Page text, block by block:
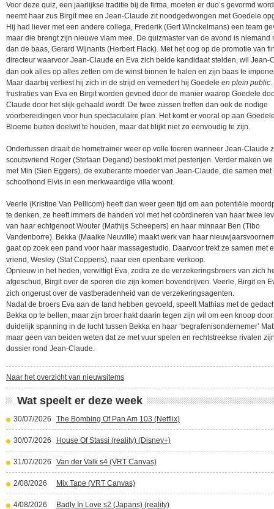
Voor deze quiz, een jaarlijkse traditie bij de firma, moeten er duo’s gevormd
neemt haar zus Birgit mee en Jean-Claude zit noodgedwongen met Goedele
Hij had liever met een andere collega, Frederik (Gert Winckelmans) een team
maar die brengt zijn nieuwe vlam mee. De quizmaster van de avond is niemand
dan de baas, Gerard Wijnants (Herbert Flack). Met het oog op de promotie van
directeur waarvoor Jean-Claude en Eva zich beide kandidaat stelden, wil Jean-
dan ook alles op alles zetten om de winst binnen te halen en zijn baas te
Maar daarbij verliest hij zich in de strijd en vernedert hij Goedele en plein public
frustraties van Eva en Birgit worden gevoed door de manier waarop Goedele
Claude door het slijk gehaald wordt. De twee zussen treffen dan ook de nodige
voorbereidingen voor hun spectaculaire plan. Het komt er vooral op aan
Bloeme buiten doelwit te houden, maar dat blijkt niet zo eenvoudig te zijn.
Ondertussen draait de hometrainer weer op volle toeren wanneer Jean-Claude
scoutsvriend Roger (Stefaan Degand) bestookt met pesterijen. Verder maken
met Min (Sien Eggers), de exuberante moeder van Jean-Claude, die samen met
schoothond Elvis in een merkwaardige villa woont.
Veerle (Kristine Van Pellicom) heeft dan weer geen tijd om aan potentiële
te denken, ze heeft immers de handen vol met het coördineren van haar twee
van haar echtgenoot Wouter (Mathijs Scheepers) en haar minnaar Ben (Tibo
Vandenborre). Bekka (Maaike Neuville) maakt werk van haar
gaat op zoek een pand voor haar massagestudio. Daarvoor trekt ze samen met
vriend, Wesley (Staf Coppens), naar een openbare verkoop.
Opnieuw in het heden, verwittigt Eva, zodra ze de verzekeringsbroers van zich
afgeschud, Birgit over de sporen die zijn komen bovendrijven. Veerle, Birgit en
zich ongerust over de vastberadenheid van de verzekeringsagenten.
Nadat de broers Eva aan de tand hebben gevoeld, speelt Mathias met de
Bekka op te bellen, maar zijn broer hakt daarin tegen zijn wil om een knoop
duidelijk spanning in de lucht tussen Bekka en haar ‘begrafenisondernemer’
maar geen van beiden weten dat ze met vuur spelen en rechtstreekse rivalen
dossier rond Jean-Claude.
Naar het overzicht van nieuwsitems
Wat speelt er deze week
30/07/2026 The Bombing Of Pan Am 103 (Netflix)
30/07/2026 House Of Stassi (reality) (Disney+)
31/07/2026 Van der Valk s4 (VRT Canvas)
2/08/2026 Mix Tape (VRT Canvas)
4/08/2026 Badly In Love s2 (Japans) (reality)